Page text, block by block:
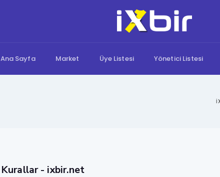
Ana Sayfa Market Üye Listesi Yönetici Listesi
Kurallar - ixbir.net